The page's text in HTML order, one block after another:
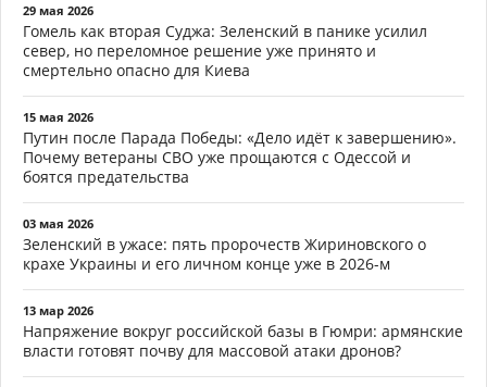
29 мая 2026
Гомель как вторая Суджа: Зеленский в панике усилил
север, но переломное решение уже принято и
смертельно опасно для Киева
15 мая 2026
Путин после Парада Победы: «Дело идёт к завершению».
Почему ветераны СВО уже прощаются с Одессой и
боятся предательства
03 мая 2026
Зеленский в ужасе: пять пророчеств Жириновского о
крахе Украины и его личном конце уже в 2026-м
13 мар 2026
Напряжение вокруг российской базы в Гюмри: армянские
власти готовят почву для массовой атаки дронов?